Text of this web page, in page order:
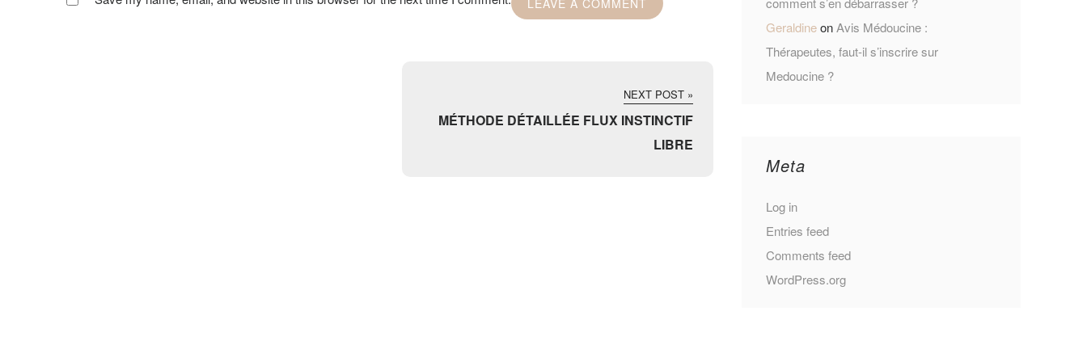
NEXT POST »
MÉTHODE DÉTAILLÉE FLUX INSTINCTIF
LIBRE
GeraldineonAvis Médoucine :
Thérapeutes, faut-il s’inscrire sur
Medoucine ?
Meta
Log in
Entries feed
Comments feed
WordPress.org